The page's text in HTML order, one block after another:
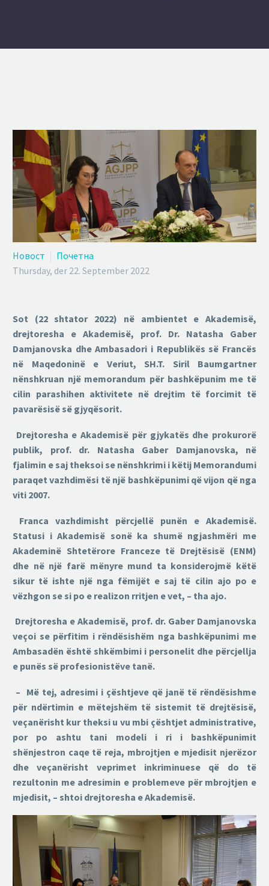
Новост
Почетна
Thursday, der 22. September 2022
Sot (22 shtator 2022) në ambientet e Akademisë,
drejtoresha e Akademisë, prof. Dr. Natasha Gaber
Damjanovska dhe Ambasadori i Republikës së Francës
në Maqedoninë e Veriut, SH.T. Siril Baumgartner
nënshkruan një memorandum për bashkëpunim me të
cilin parashihen aktivitete në drejtim të forcimit të
pavarësisë së gjyqësorit.
Drejtoresha e Akademisë për gjykatës dhe prokurorë
publik, prof. dr. Natasha Gaber Damjanovska, në
fjalimin e saj theksoi se nënshkrimi i këtij Memorandumi
paraqet vazhdimësi të një bashkëpunimi që vijon që nga
viti 2007.
Franca vazhdimisht përcjellë punën e Akademisë.
Statusi i Akademisë sonë ka shumë ngjashmëri me
Akademinë Shtetërore Franceze të Drejtësisë (ENM)
dhe në një farë mënyre mund ta konsiderojmë këtë
sikur të ishte një nga fëmijët e saj të cilin ajo po e
vëzhgon se si po e realizon rritjen e vet, – tha ajo.
Drejtoresha e Akademisë, prof. dr. Gaber Damjanovska
veçoi se përfitim i rëndësishëm nga bashkëpunimi me
Ambasadën është shkëmbimi i personelit dhe përcjellja
e punës së profesionistëve tanë.
– Më tej, adresimi i çështjeve që janë të rëndësishme
për ndërtimin e mëtejshëm të sistemit të drejtësisë,
veçanërisht kur theksi u vu mbi çështjet administrative,
por po ashtu tani modeli i ri i bashkëpunimit
shënjestron caqe të reja, mbrojtjen e mjedisit njerëzor
dhe veçanërisht veprimet inkriminuese që do të
rezultonin me adresimin e problemeve për mbrojtjen e
mjedisit, – shtoi drejtoresha e Akademisë.